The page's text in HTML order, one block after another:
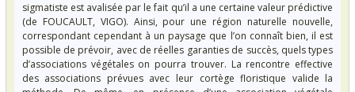
sigmatiste est avalisée par le fait qu’il a une certaine valeur prédictive
(de FOUCAULT, VIGO). Ainsi, pour une région naturelle nouvelle,
correspondant cependant à un paysage que l’on connaît bien, il est
possible de prévoir, avec de réelles garanties de succès, quels types
d’associations végétales on pourra trouver. La rencontre effective
des associations prévues avec leur cortège floristique valide la